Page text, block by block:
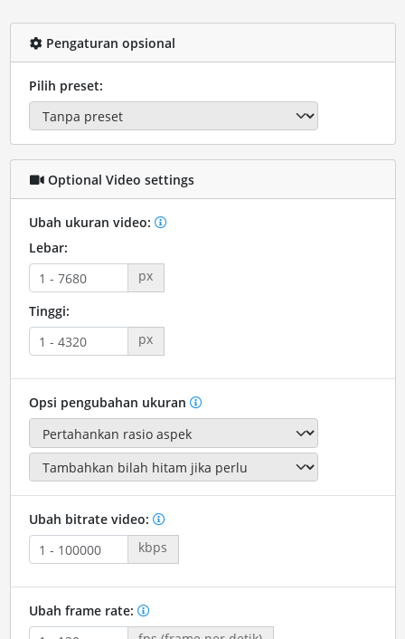
Pengaturan opsional
Pilih preset:
Optional Video settings
Ubah ukuran video:
Lebar:
px
Tinggi:
px
Opsi pengubahan ukuran
Ubah bitrate video:
kbps
Ubah frame rate: